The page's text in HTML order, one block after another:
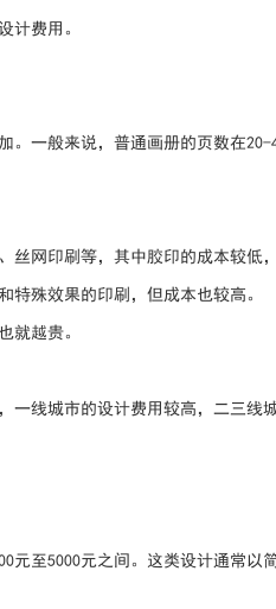
计费用。
。一般来说，普通画册的页数在20-
丝网印刷等，其中胶印的成本较低
殊效果的印刷，但成本也较高。
就越贵。
一线城市的设计费用较高，二三线
元至5000元之间。这类设计通常以